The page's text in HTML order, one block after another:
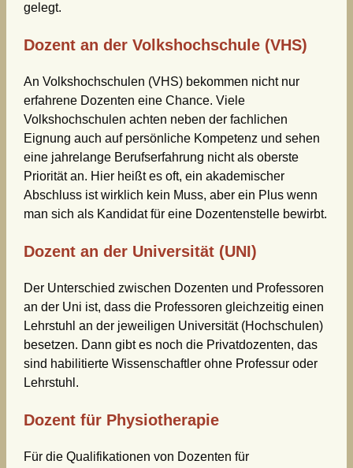
gelegt.
Dozent an der Volkshochschule (VHS)
An Volkshochschulen (VHS) bekommen nicht nur
erfahrene Dozenten eine Chance. Viele
Volkshochschulen achten neben der fachlichen
Eignung auch auf persönliche Kompetenz und sehen
eine jahrelange Berufserfahrung nicht als oberste
Priorität an. Hier heißt es oft, ein akademischer
Abschluss ist wirklich kein Muss, aber ein Plus wenn
man sich als Kandidat für eine Dozentenstelle bewirbt.
Dozent an der Universität (UNI)
Der Unterschied zwischen Dozenten und Professoren
an der Uni ist, dass die Professoren gleichzeitig einen
Lehrstuhl an der jeweiligen Universität (Hochschulen)
besetzen. Dann gibt es noch die Privatdozenten, das
sind habilitierte Wissenschaftler ohne Professur oder
Lehrstuhl.
Dozent für Physiotherapie
Für die Qualifikationen von Dozenten für